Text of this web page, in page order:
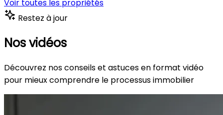
Voir toutes les propriétés
Restez à jour
Nos vidéos
Découvrez nos conseils et astuces en format vidéo
pour mieux comprendre le processus immobilier